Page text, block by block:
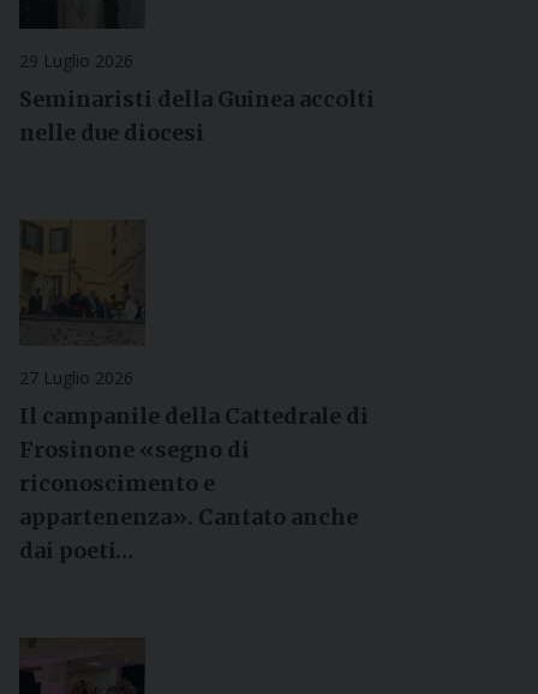
29 Luglio 2026
Seminaristi della Guinea accolti
nelle due diocesi
27 Luglio 2026
Il campanile della Cattedrale di
Frosinone «segno di
riconoscimento e
appartenenza». Cantato anche
dai poeti…